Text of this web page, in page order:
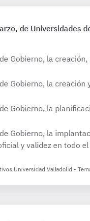
de Universidades
Gobierno, la
Gobierno, la
Gobierno, la
Gobierno, la
y validez en todo
Universidad Valladolid -